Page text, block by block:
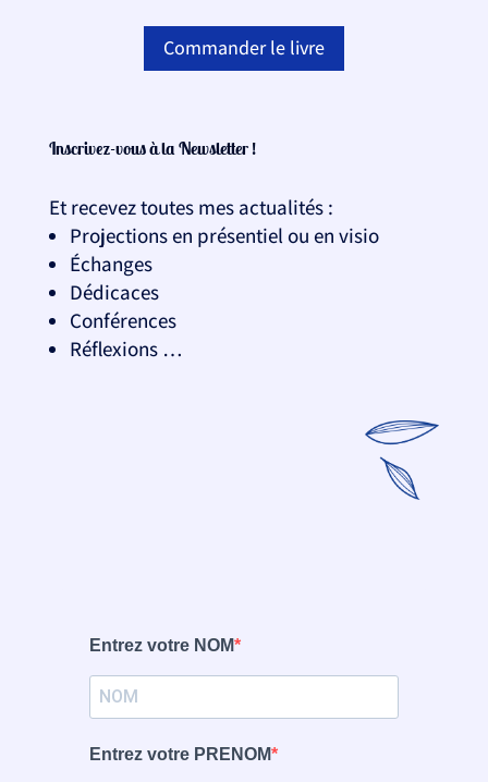
Commander le livre
Inscrivez-vous à la Newsletter !
Et recevez toutes mes actualités :
Projections en présentiel ou en visio
Échanges
Dédicaces
Conférences
Réflexions …
Entrez votre NOM
Entrez votre PRENOM